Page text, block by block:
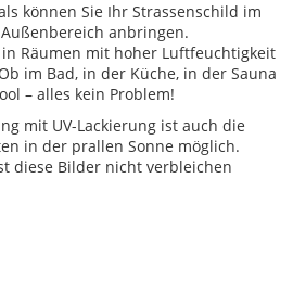
können Sie Ihr Strassenschild im
anbringen.
Räumen mit hoher Luftfeuchtigkeit
im Bad, in der Küche, in der Sauna
– alles kein Problem!
mit UV-Lackierung ist auch die
in der prallen Sonne möglich.
diese Bilder nicht verbleichen